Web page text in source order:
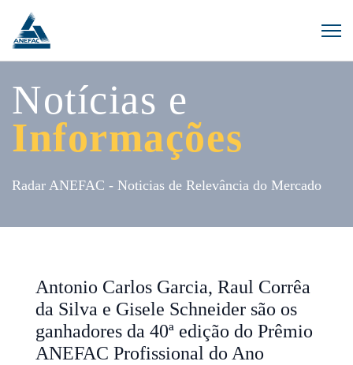
Notícias e
Informações
Radar ANEFAC - Noticias de Relevância do Mercado
Antonio Carlos Garcia, Raul Corrêa
da Silva e Gisele Schneider são os
ganhadores da 40ª edição do Prêmio
ANEFAC Profissional do Ano